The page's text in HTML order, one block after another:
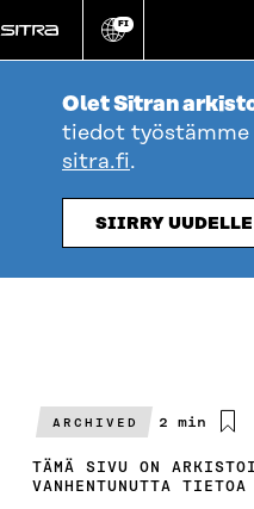
suoraan
sisältöön
Vaihda
kieli
FI
Olet Sitran
tiedot
sitra.fi.
SIIRRY
ARCHIVED
Arvioitu
2 min
TÄMÄ SIVU ON
VANHENTUNUTTA TIETOA